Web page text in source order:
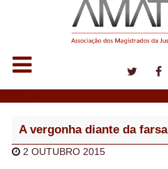
A vergonha diante da farsa
2 OUTUBRO 2015